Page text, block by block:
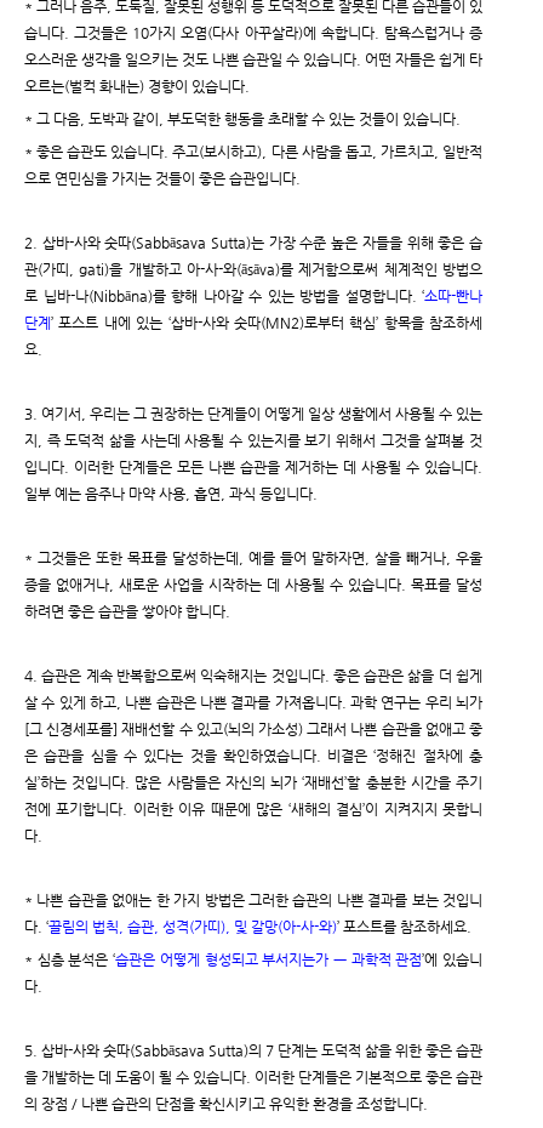
* 그러나 음주, 도둑질, 잘못된 성행위 등 도덕적으로 잘못된 다른 습관들이 있
습니다. 그것들은 10가지 오염(다사 아꾸살라)에 속합니다. 탐욕스럽거나 증
오스러운 생각을 일으키는 것도 나쁜 습관일 수 있습니다. 어떤 자들은 쉽게 타
오르는(벌컥 화내는) 경향이 있습니다.
* 그 다음, 도박과 같이, 부도덕한 행동을 초래할 수 있는 것들이 있습니다.
* 좋은 습관도 있습니다. 주고(보시하고), 다른 사람을 돕고, 가르치고, 일반적
으로 연민심을 가지는 것들이 좋은 습관입니다.
2. 삽바-사와 숫따(Sabbāsava Sutta)는 가장 수준 높은 자들을 위해 좋은 습
관(가띠, gati)을 개발하고 아-사-와(āsāva)를 제거함으로써 체계적인 방법으
로 닙바-나(Nibbāna)를 향해 나아갈 수 있는 방법을 설명합니다. ‘소따-빤나
단계 ’ 포스트 내에 있는 ‘삽바-사와 숫따(MN2)로부터 핵심’ 항목을 참조하세
요.
3. 여기서, 우리는 그 권장하는 단계들이 어떻게 일상 생활에서 사용될 수 있는
지, 즉 도덕적 삶을 사는데 사용될 수 있는지를 보기 위해서 그것을 살펴볼 것
입니다. 이러한 단계들은 모든 나쁜 습관을 제거하는 데 사용될 수 있습니다.
일부 예는 음주나 마약 사용, 흡연, 과식 등입니다.
* 그것들은 또한 목표를 달성하는데, 예를 들어 말하자면, 살을 빼거나, 우울
증을 없애거나, 새로운 사업을 시작하는 데 사용될 수 있습니다. 목표를 달성
하려면 좋은 습관을 쌓아야 합니다.
4. 습관은 계속 반복함으로써 익숙해지는 것입니다. 좋은 습관은 삶을 더 쉽게
살 수 있게 하고, 나쁜 습관은 나쁜 결과를 가져옵니다. 과학 연구는 우리 뇌가
[그 신경세포를] 재배선할 수 있고(뇌의 가소성) 그래서 나쁜 습관을 없애고 좋
은 습관을 심을 수 있다는 것을 확인하였습니다. 비결은 ‘정해진 절차에 충
실’하는 것입니다. 많은 사람들은 자신의 뇌가 ‘재배선’할 충분한 시간을 주기
전에 포기합니다. 이러한 이유 때문에 많은 ‘새해의 결심’이 지켜지지 못합니
다.
* 나쁜 습관을 없애는 한 가지 방법은 그러한 습관의 나쁜 결과를 보는 것입니
다. ‘끌림의 법칙, 습관, 성격(가띠), 및 갈망(아-사-와)’ 포스트를 참조하세요.
* 심층 분석은 ‘습관은 어떻게 형성되고 부서지는가 ㅡ 과학적 관점’에 있습니
다.
5. 삽바-사와 숫따(Sabbāsava Sutta)의 7 단계는 도덕적 삶을 위한 좋은 습관
을 개발하는 데 도움이 될 수 있습니다. 이러한 단계들은 기본적으로 좋은 습관
의 장점 / 나쁜 습관의 단점을 확신시키고 유익한 환경을 조성합니다.